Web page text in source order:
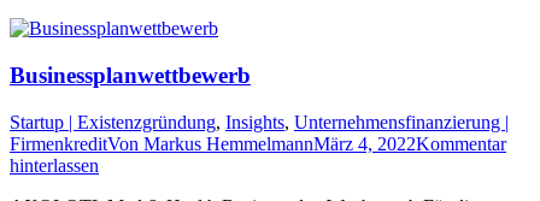
Businessplanwettbewerb
Startup | Existenzgründung, Insights, Unternehmensfinanzierung |
FirmenkreditVon Markus HemmelmannMärz 4, 2022Kommentar
hinterlassen